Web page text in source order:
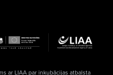
ar LIAA par inkubācijas atbalsta